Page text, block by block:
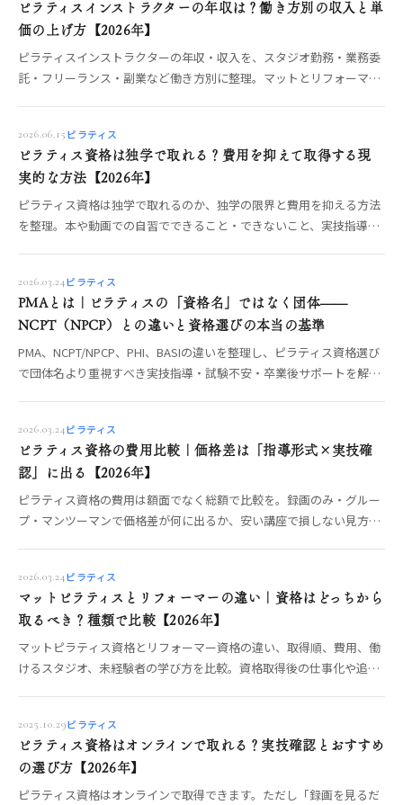
ピラティスインストラクターの年収は？働き方別の収入と単
価の上げ方【2026年】
ピラティスインストラクターの年収・収入を、スタジオ勤務・業務委
託・フリーランス・副業など働き方別に整理。マットとリフォーマー
2026.06.15 ピラティス
ピラティス資格は独学で取れる？費用を抑えて取得する現
実的な方法【2026年】
ピラティス資格は独学で取れるのか、独学の限界と費用を抑える方法
を整理。本や動画での自習でできること・できないこと、実技指導を
2026.03.24ピラティス
PMAとは｜ピラティスの「資格名」ではなく団体——
NCPT（NPCP）との違いと資格選びの本当の基準
PMA、NCPT/NPCP、PHI、BASIの違いを整理し、ピラティス資格選び
で団体名より重視すべき実技指導・試験不安・卒業後サポートを解説
2026.03.24ピラティス
ピラティス資格の費用比較｜価格差は「指導形式×実技確
認」に出る【2026年】
ピラティス資格の費用は額面でなく総額で比較を。録画のみ・グルー
プ・マンツーマンで価格差が何に出るか、安い講座で損しない見方、
2026.03.24ピラティス
マットピラティスとリフォーマーの違い｜資格はどっちから
取るべき？種類で比較【2026年】
マットピラティス資格とリフォーマー資格の違い、取得順、費用、働
けるスタジオ、未経験者の学び方を比較。資格取得後の仕事化や追加
2025.10.29ピラティス
ピラティス資格はオンラインで取れる？実技確認とおすすめ
の選び方【2026年】
ピラティス資格はオンラインで取得できます。ただし「録画を見るだ